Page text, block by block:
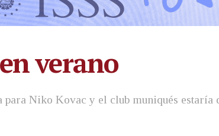
verano
Niko Kovac y el club muniqués estaría